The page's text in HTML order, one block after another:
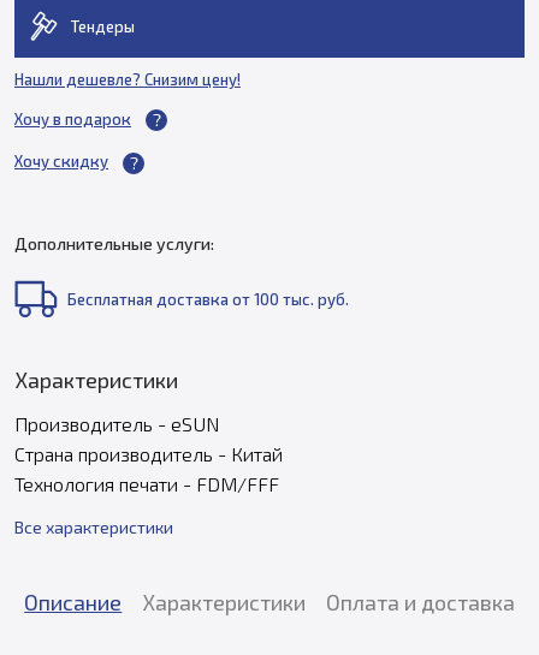
Тендеры
Нашли дешевле? Снизим цену!
Хочу в подарок
Хочу скидку
Дополнительные услуги:
Бесплатная доставка от 100 тыс. руб.
Характеристики
Производитель - eSUN
Страна производитель - Китай
Технология печати - FDM/FFF
Все характеристики
Описание Характеристики Оплата и доставка